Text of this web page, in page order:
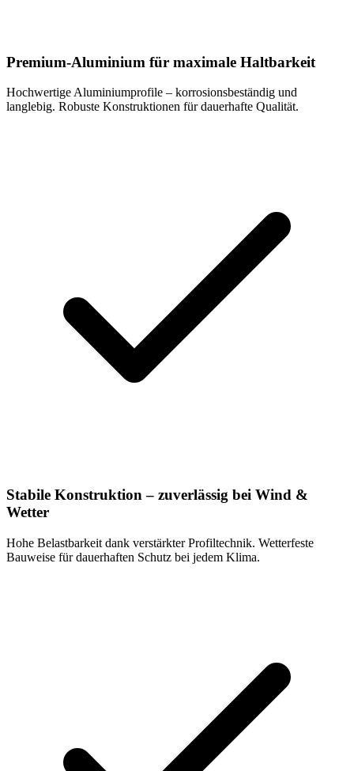
Premium-Aluminium für maximale Haltbarkeit
Hochwertige Aluminiumprofile – korrosionsbeständig und
langlebig. Robuste Konstruktionen für dauerhafte Qualität.
Stabile Konstruktion – zuverlässig bei Wind &
Wetter
Hohe Belastbarkeit dank verstärkter Profiltechnik. Wetterfeste
Bauweise für dauerhaften Schutz bei jedem Klima.